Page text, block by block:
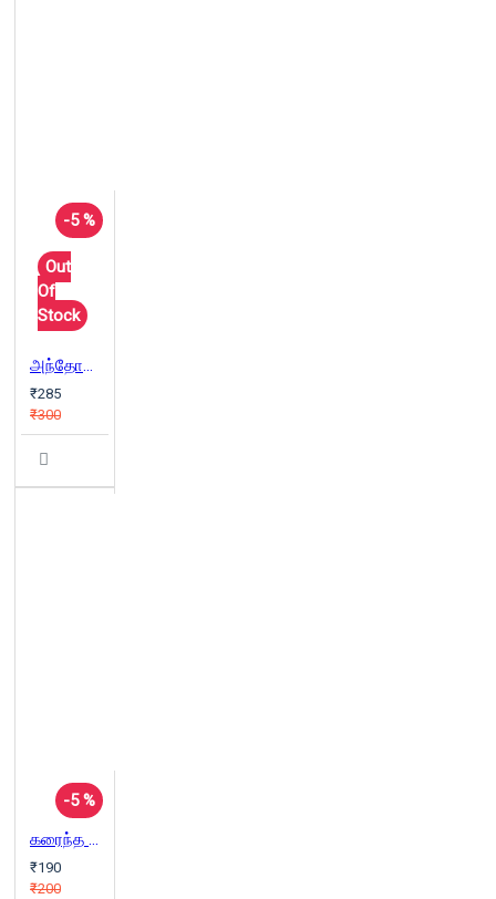
-5 %
Out
Of
Stock
அந்தோன் சேகவ் சிறுகதைகளும் குறுநாவல்களும்
₹285
₹300
-5 %
கரைந்த காலத்தின் கனத்த சாட்சிகள்
₹190
₹200